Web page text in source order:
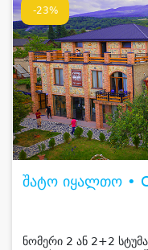
-23%
შატო იყალთო •
ნომერი 2 ან 2+2